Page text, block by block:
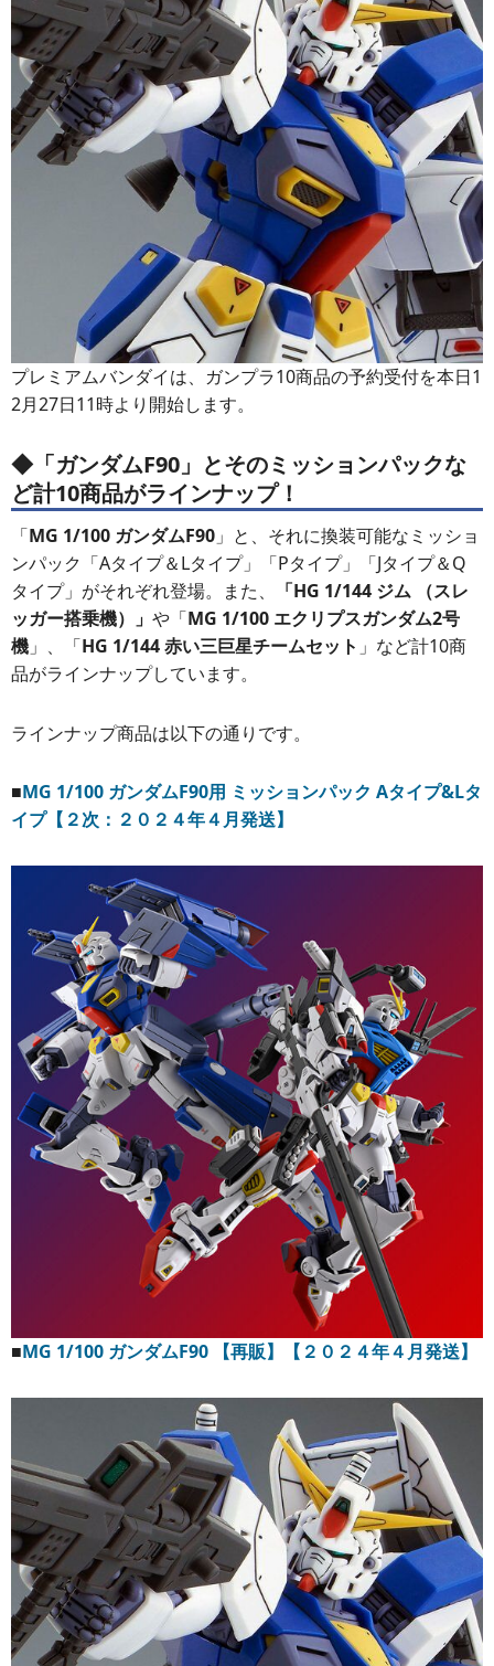
プレミアムバンダイは、ガンプラ10商品の予約受付を本日1
2月27日11時より開始します。
◆「ガンダムF90」とそのミッションパックな
ど計10商品がラインナップ！
「MG 1/100 ガンダムF90 」と、それに換装可能なミッショ
ンパック「Aタイプ＆Lタイプ」「Pタイプ」「Jタイプ＆Q
タイプ」がそれぞれ登場。また、
「HG 1/144 ジム （スレ
ッガー搭乗機）」 や「MG 1/100 エクリプスガンダム2号
機 」、「HG 1/144 赤い三巨星チームセット 」など計10商
品がラインナップしています。
ラインナップ商品は以下の通りです。
■MG 1/100 ガンダムF90用 ミッションパック Aタイプ&Lタ
イプ【２次：２０２４年４月発送】
■MG 1/100 ガンダムF90 【再販】【２０２４年４月発送】